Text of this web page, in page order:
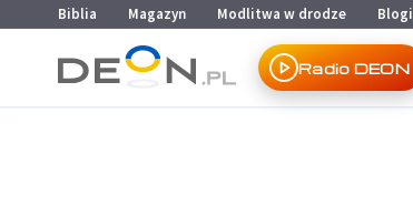
Przejdź do menu głównego
Przejdź do treści
Biblia Magazyn Modlitwa w drodze Blogi
Radio DEON